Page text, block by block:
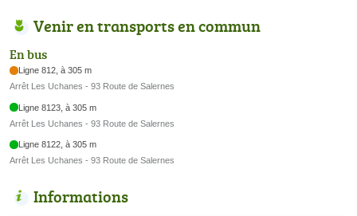
Venir en transports en commun
En bus
Ligne 812, à 305 m
Arrêt Les Uchanes - 93 Route de Salernes
Ligne 8123, à 305 m
Arrêt Les Uchanes - 93 Route de Salernes
Ligne 8122, à 305 m
Arrêt Les Uchanes - 93 Route de Salernes
Informations